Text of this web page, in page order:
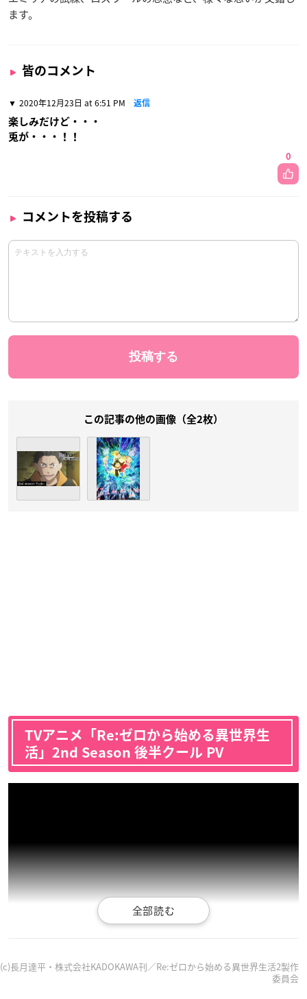
ます。
皆のコメント
2020年12月23日 at 6:51 PM 返信
楽しみだけど・・・
兎が・・・！！
0
コメントを投稿する
この記事の他の画像（全2枚）
TVアニメ「Re:ゼロから始める異世界生
活」2nd Season 後半クール PV
(c)長月達平・株式会社KADOKAWA刊／Re:ゼロから始める異世界生活2製作
委員会